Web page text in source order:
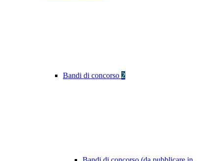
Bandi di concorso 2